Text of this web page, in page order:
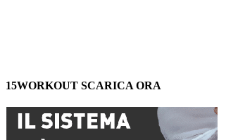
15WORKOUT SCARICA ORA